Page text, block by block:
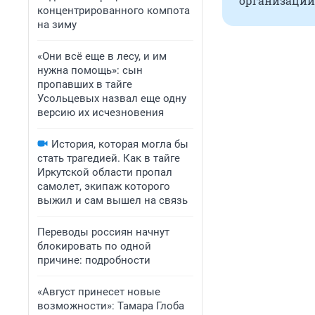
концентрированного компота
на зиму
«Они всё еще в лесу, и им
нужна помощь»: сын
пропавших в тайге
Усольцевых назвал еще одну
версию их исчезновения
История, которая могла бы
стать трагедией. Как в тайге
Иркутской области пропал
самолет, экипаж которого
выжил и сам вышел на связь
Переводы россиян начнут
блокировать по одной
причине: подробности
«Август принесет новые
возможности»: Тамара Глоба